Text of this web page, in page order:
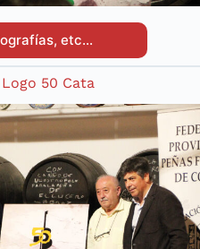
etc…
50 Cata